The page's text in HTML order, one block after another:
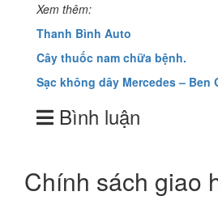
Xem thêm:
Thanh Bình Auto
Cây thuốc nam chữa bệnh.
Sạc không dây Mercedes – Ben
Bình luận
Chính sách giao